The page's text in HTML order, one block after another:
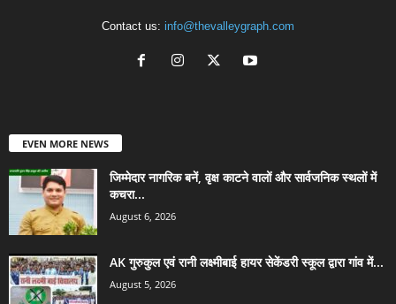
Contact us: info@thevalleygraph.com
EVEN MORE NEWS
जिम्मेदार नागरिक बनें, वृक्ष काटने वालों और सार्वजनिक स्थलों में
कचरा...
August 6, 2026
AK गुरुकुल एवं रानी लक्ष्मीबाई हायर सेकेंडरी स्कूल द्वारा गांव में...
August 5, 2026